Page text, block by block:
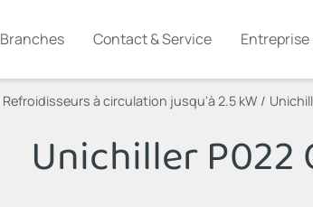
Branches Contact & Service Entreprise
Refroidisseurs à circulation jusqu'à 2.5 kW
Unichiller P022